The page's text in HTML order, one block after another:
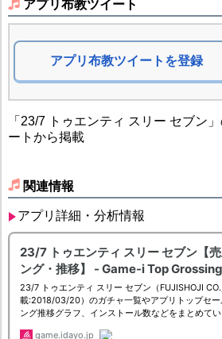
アプリ布教ツイート
アプリ布教ツイートを登録
「23/7 トゥエンティ スリー セブン
ートから掲載
関連情報
アプリ詳細・分析情報